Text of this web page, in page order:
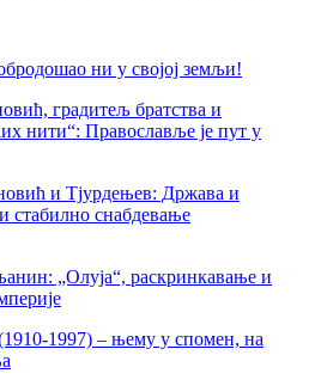
ни у својој земљи!
градитељ братства и
нити“: Православље је пут у
и Тјурдењев: Држава и
стабилно снабдевање
„Олуја“, раскринкавање и
1997) – њему у спомен, на